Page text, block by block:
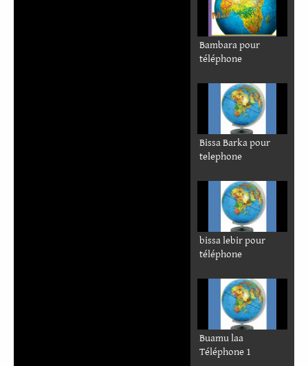
Bambara pour
téléphone
Bissa Barka pour
telephone
bissa lebir pour
téléphone
Buamu laa
Téléphone 1